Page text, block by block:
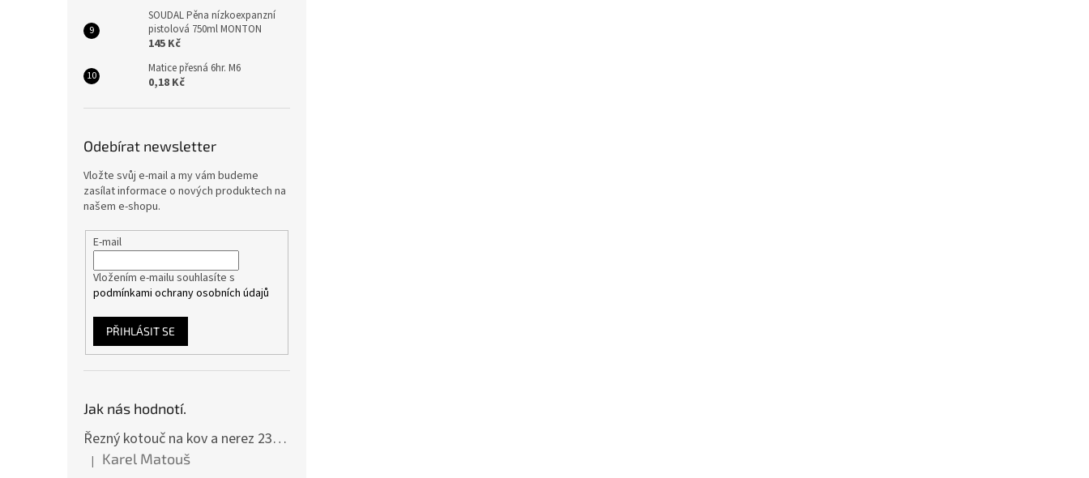
SOUDAL Pěna nízkoexpanzní
pistolová 750ml MONTON
145 Kč
Matice přesná 6hr. M6
0,18 Kč
Odebírat newsletter
Vložte svůj e-mail a my vám budeme
zasílat informace o nových produktech na
našem e-shopu.
E-mail
Vložením e-mailu souhlasíte s
podmínkami ochrany osobních údajů
PŘIHLÁSIT SE
Jak nás hodnotí.
Řezný kotouč na kov a nerez 230x2,0x22 A46T6BF, balení 25ks
Hodnocení produktu je 5 z 5 hvězdiček.
| Karel Matouš